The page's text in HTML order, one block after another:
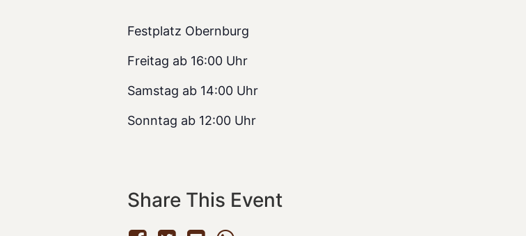
Festplatz Obernburg
Freitag ab 16:00 Uhr
Samstag ab 14:00 Uhr
Sonntag ab 12:00 Uhr
Share This Event